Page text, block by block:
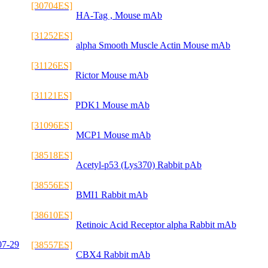
29
[30704ES]
HA-Tag , Mouse mAb
[31252ES]
alpha Smooth Muscle Actin Mouse mAb
[31126ES]
Rictor Mouse mAb
[31121ES]
PDK1 Mouse mAb
[31096ES]
MCP1 Mouse mAb
[38518ES]
Acetyl-p53 (Lys370) Rabbit pAb
[38556ES]
BMI1 Rabbit mAb
[38610ES]
Retinoic Acid Receptor alpha Rabbit mAb
[38557ES]
CBX4 Rabbit mAb